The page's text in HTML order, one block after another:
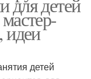
идеи
детей